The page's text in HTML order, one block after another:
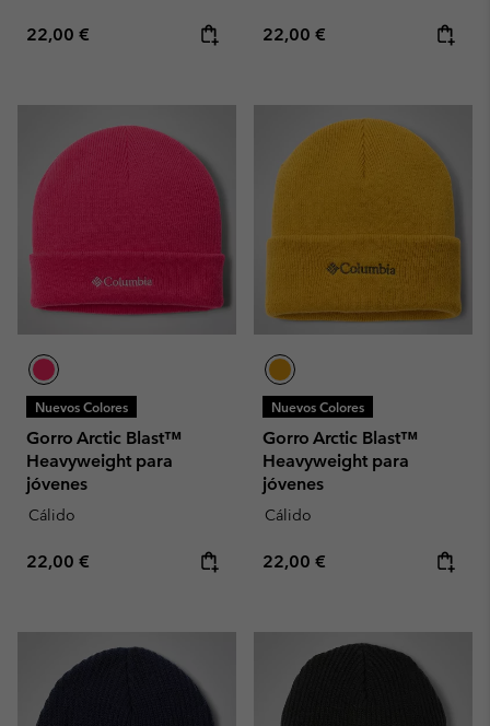
Regular price:
22,00 € Regular price:
22,00 €
Nuevos Colores
Gorro Arctic Blast™
Heavyweight para
jóvenes
Cálido
Regular price:
22,00 €
Nuevos Colores
Gorro Arctic Blast™
Heavyweight para
jóvenes
Cálido
Regular price:
22,00 €